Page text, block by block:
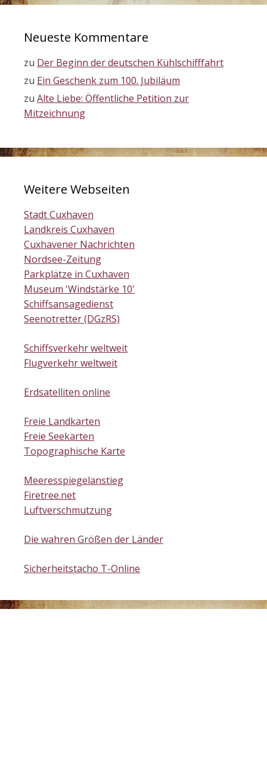
Neueste Kommentare
zu Der Beginn der deutschen Kühlschifffahrt
zu Ein Geschenk zum 100. Jubiläum
zu Alte Liebe: Öffentliche Petition zur
Mitzeichnung
Weitere Webseiten
Stadt Cuxhaven
Landkreis Cuxhaven
Cuxhavener Nachrichten
Nordsee-Zeitung
Parkplätze in Cuxhaven
Museum 'Windstärke 10'
Schiffsansagedienst
Seenotretter (DGzRS)
Schiffsverkehr weltweit
Flugverkehr weltweit
Erdsatelliten online
Freie Landkarten
Freie Seekarten
Topographische Karte
Meeresspiegelanstieg
Firetree.net
Luftverschmutzung
Die wahren Größen der Länder
Sicherheitstacho T-Online